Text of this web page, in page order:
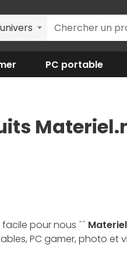
PC portable
pour nous ˆˆ
PC gamer, photo et